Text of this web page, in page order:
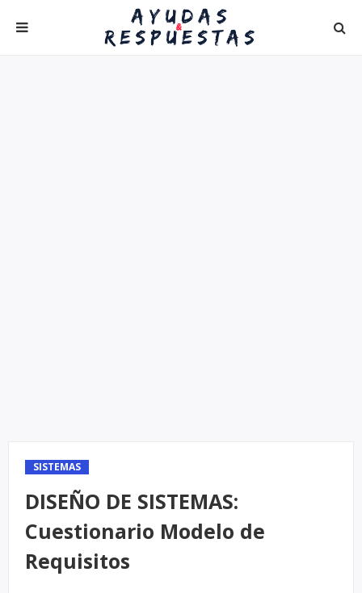
SISTEMAS
DISEÑO DE SISTEMAS:
Cuestionario Modelo de
Requisitos